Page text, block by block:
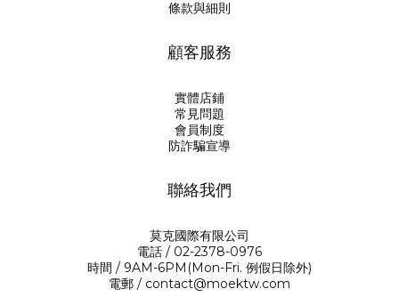
條款與細則
顧客服務
實體店鋪
常見問題
會員制度
防詐騙宣導
聯絡我們
莫克國際有限公司
電話 / 02-2378-0976
時間 / 9AM-6PM(Mon-Fri. 例假日除外)
電郵 / contact@moektw.com